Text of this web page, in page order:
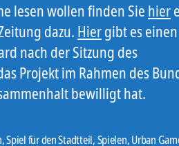
lesen wollen finden Sie hier
dazu. Hiergibt es einen
nach der Sitzung des
Projekt im Rahmen des
bewilligt hat.
,Spiel für den Stadtteil,Spielen,Urban